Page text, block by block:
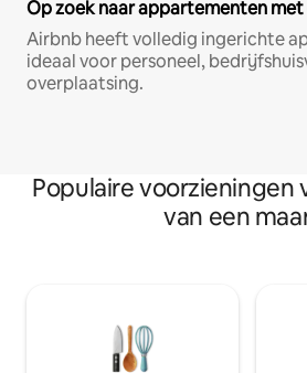
Op zoek naar appartementen
Airbnb heeft volledig ingerichte
ideaal voor personeel,
overplaatsing.
Populaire voorzieningen
van een